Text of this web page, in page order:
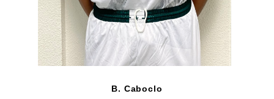
B. Caboclo